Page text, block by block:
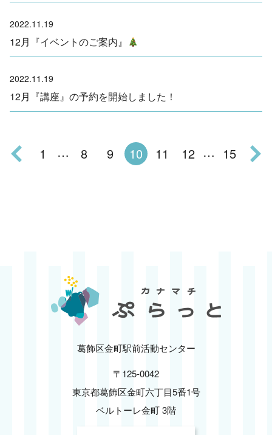
2022.11.19
12月『イベントのご案内』
2022.11.19
12月『講座』の予約を開始しました！
1 … 8 9 10 11 12 … 15
葛飾区金町駅前活動センター
〒125-0042
東京都葛飾区金町六丁目5番1号
ベルトーレ金町 3階